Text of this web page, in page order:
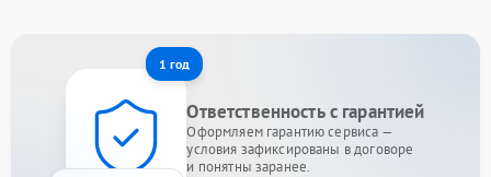
1 год
Ответственность с гарантией
Оформляем гарантию сервиса —
условия зафиксированы в договоре
и понятны заранее.